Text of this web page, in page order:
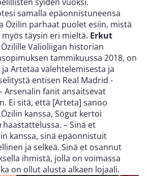
samalla epäonnistuneensa
Özilin parhaat puolet esiin, mistä
täysin eri mieltä. Erkut
Valioliigan historian
tammikuussa 2018, on
Artetaa valehtelemisesta ja
entisen Real Madrid -
Arsenalin fanit ansaitsevat
Ei sitä, että [Arteta] sanoo
kanssa, Sögut kertoi
haastattelussa. – Sinä et
kanssa, sinä epäonnistuit
ja selkeä. Sinä et osannut
ihmistä, jolla on voimassa
on ollut alusta alkaen lojaali.